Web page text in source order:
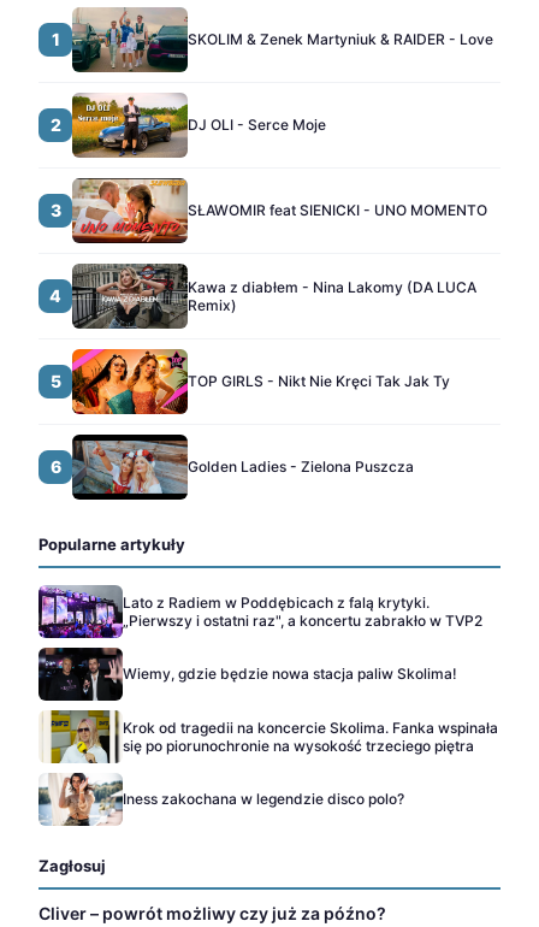
1 SKOLIM & Zenek Martyniuk & RAIDER - Love
2 DJ OLI - Serce Moje
3 SŁAWOMIR feat SIENICKI - UNO MOMENTO
4
Kawa z diabłem - Nina Lakomy (DA LUCA
Remix)
5 TOP GIRLS - Nikt Nie Kręci Tak Jak Ty
6 Golden Ladies - Zielona Puszcza
Popularne artykuły
Lato z Radiem w Poddębicach z falą krytyki.
„Pierwszy i ostatni raz", a koncertu zabrakło w TVP2
Wiemy, gdzie będzie nowa stacja paliw Skolima!
Krok od tragedii na koncercie Skolima. Fanka wspinała
się po piorunochronie na wysokość trzeciego piętra
Iness zakochana w legendzie disco polo?
Zagłosuj
Cliver – powrót możliwy czy już za późno?